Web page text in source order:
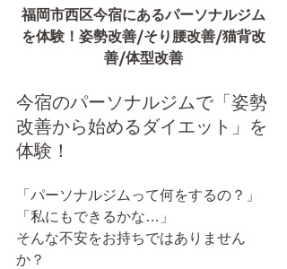
福岡市西区今宿にあるパーソナルジム
を体験！姿勢改善/そり腰改善/猫背改
善/体型改善
今宿のパーソナルジムで「姿勢
改善から始めるダイエット」を
体験！
「パーソナルジムって何をするの？」
「私にもできるかな…」
そんな不安をお持ちではありません
か？